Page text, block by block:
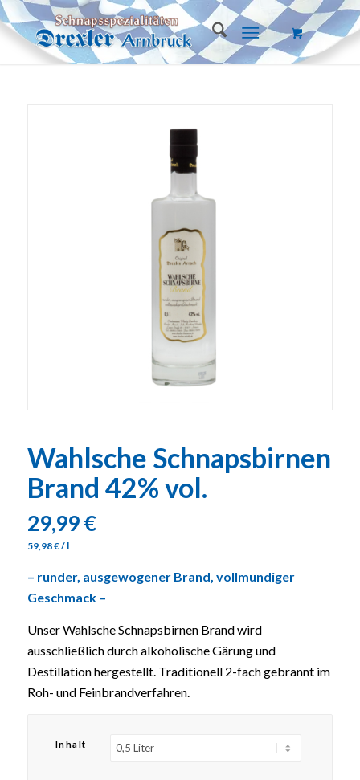
Wahlsche Schnapsbirnen
Brand 42% vol.
29,99€
59,98€/ l
– runder, ausgewogener Brand, vollmundiger
Geschmack –
Unser Wahlsche Schnapsbirnen Brand wird
ausschließlich durch alkoholische Gärung und
Destillation hergestellt. Traditionell 2-fach gebrannt im
Roh- und Feinbrandverfahren.
Inhalt